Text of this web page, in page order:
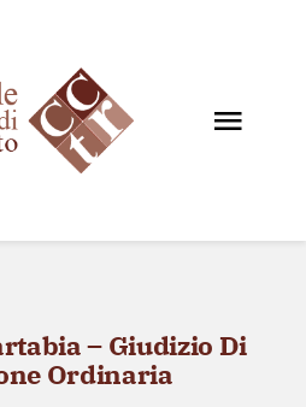
siamo
Eventi
– Giudizio Di
Ordinaria